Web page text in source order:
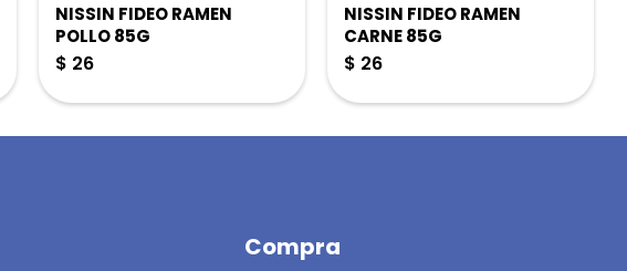
NISSIN FIDEO RAMEN
POLLO 85G
$ 26
NISSIN FIDEO RAMEN
CARNE 85G
$ 26
Compra